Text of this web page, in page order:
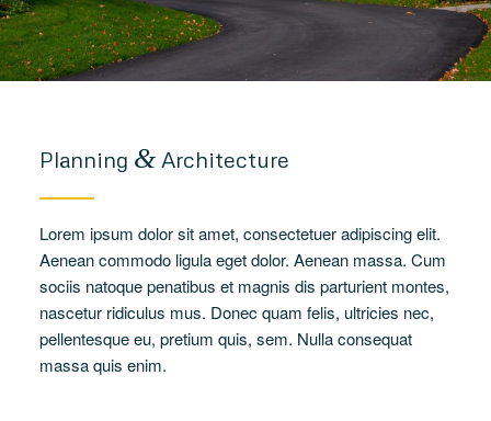
Planning &Architecture
Lorem ipsum dolor sit amet, consectetuer adipiscing elit.
Aenean commodo ligula eget dolor. Aenean massa. Cum
sociis natoque penatibus et magnis dis parturient montes,
nascetur ridiculus mus. Donec quam felis, ultricies nec,
pellentesque eu, pretium quis, sem. Nulla consequat
massa quis enim.